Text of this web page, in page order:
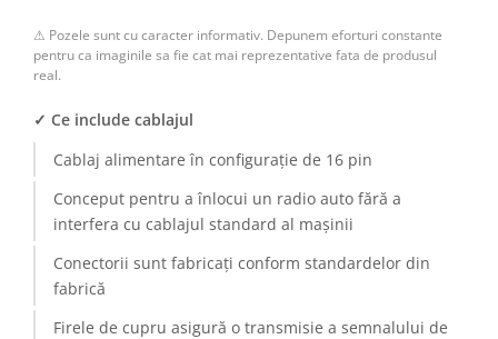
⚠ Pozele sunt cu caracter informativ. Depunem eforturi constante
pentru ca imaginile sa fie cat mai reprezentative fata de produsul
real.
✓ Ce include cablajul
Cablaj alimentare în configurație de 16 pin
Conceput pentru a înlocui un radio auto fără a
interfera cu cablajul standard al mașinii
Conectorii sunt fabricați conform standardelor din
fabrică
Firele de cupru asigură o transmisie a semnalului de